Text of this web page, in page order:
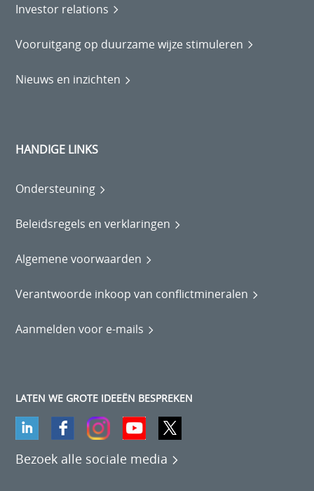
Investor relations
Vooruitgang op duurzame wijze stimuleren
Nieuws en inzichten
HANDIGE LINKS
Ondersteuning
Beleidsregels en verklaringen
Algemene voorwaarden
Verantwoorde inkoop van conflictmineralen
Aanmelden voor e-mails
LATEN WE GROTE IDEEËN BESPREKEN
Bezoek alle sociale media